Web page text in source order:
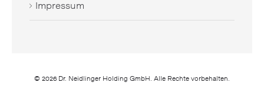
Impressum
© 2026 Dr. Neidlinger Holding GmbH. Alle Rechte vorbehalten.